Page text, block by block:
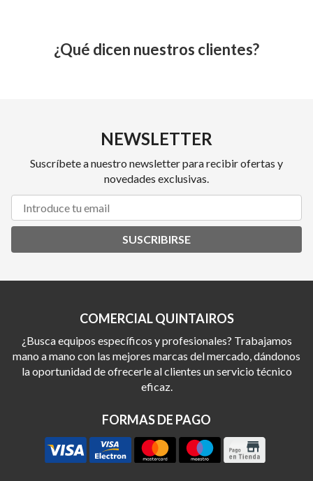
¿Qué dicen nuestros clientes?
NEWSLETTER
Suscríbete a nuestro newsletter para recibir ofertas y
novedades exclusivas.
SUSCRIBIRSE
COMERCIAL QUINTAIROS
¿Busca equipos específicos y profesionales? Trabajamos
mano a mano con las mejores marcas del mercado, dándonos
la oportunidad de ofrecerle al clientes un servicio técnico
eficaz.
FORMAS DE PAGO